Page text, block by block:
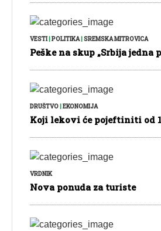
VESTI| POLITIKA| SREMSKA MITROVICA
Peške na skup „Srbija jedna
DRUŠTVO|EKONOMIJA
Koji lekovi će pojeftiniti od
VRDNIK
Nova ponuda za turiste